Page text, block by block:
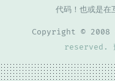
代码！也或是
Copyright © 2008
reserved.